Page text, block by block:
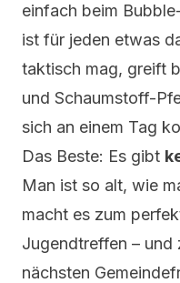
einfach beim
ist für jeden etwas
taktisch mag, greift
und Schaumstoff-
sich an einem Tag
Das Beste: Es gibt
Man ist so alt, wie
macht es zum
Jugendtreffen – und
nächsten